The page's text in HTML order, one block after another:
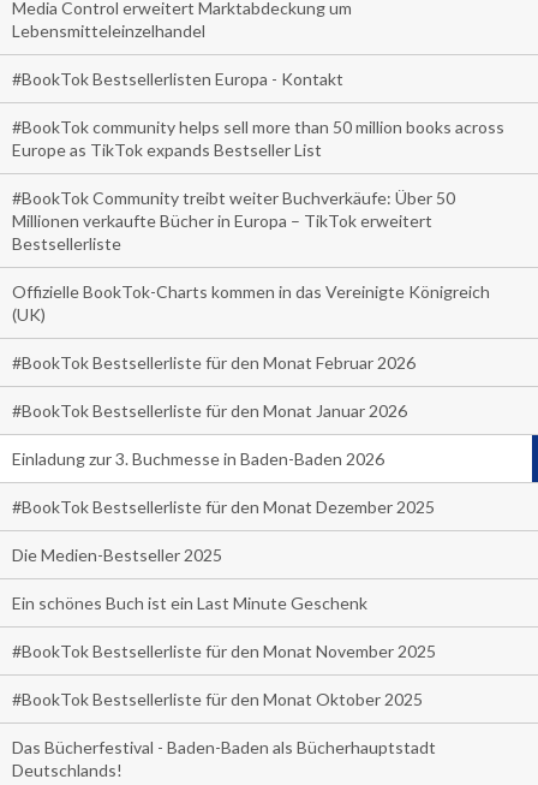
Media Control erweitert Marktabdeckung um
Lebensmitteleinzelhandel
#BookTok Bestsellerlisten Europa - Kontakt
#BookTok community helps sell more than 50 million books across
Europe as TikTok expands Bestseller List
#BookTok Community treibt weiter Buchverkäufe: Über 50
Millionen verkaufte Bücher in Europa – TikTok erweitert
Bestsellerliste
Offizielle BookTok-Charts kommen in das Vereinigte Königreich
(UK)
#BookTok Bestsellerliste für den Monat Februar 2026
#BookTok Bestsellerliste für den Monat Januar 2026
Einladung zur 3. Buchmesse in Baden-Baden 2026
#BookTok Bestsellerliste für den Monat Dezember 2025
Die Medien-Bestseller 2025
Ein schönes Buch ist ein Last Minute Geschenk
#BookTok Bestsellerliste für den Monat November 2025
#BookTok Bestsellerliste für den Monat Oktober 2025
Das Bücherfestival - Baden-Baden als Bücherhauptstadt
Deutschlands!